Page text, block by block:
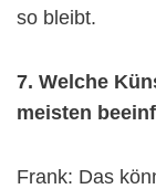
so bleibt.
7. Welche
meisten
Frank: Das